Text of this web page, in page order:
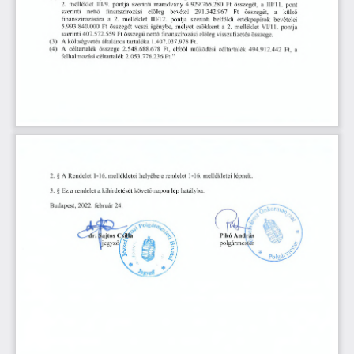
2. melleklet III/9. pontja szerinti maradvany 4.929.765.280 Ft osszeget, a III/ll. pont
szerinti
netto finanszirozasi eloleg bevetel 291.342.967 Ft osszeget, a
kiilso
finanszirozasara a 2. melleklet III/12. pontja szerinti belfoldi ertekpapirok bevetelei
5.993.840.000 Ft osszeget veszi igenybe, melyet csokkent a 2. melleklet VI/11.
pontja
szerinti 407.572.559 Ft osszegu netto finanszirozasi eloleg visszafizetes osszege.
(3)
A koltsegvetes altalanos tartaleka 1.407.037.978 Ft.
(4)
A celtartalek osszege 2.548.688.678 Ft, ebbol mukodesi celtartalek 494.912.442 Ft,
a
felhalmozasi celtartalek 2.053.776.236 Ft.”
2. § A Rendelet 1-16. mellekletei helyebe erendelet 1-16. mellekletei lepnek.
3. § Ez a rendelet akihirdeteset koveto napon lep hatalyba.
Budapest, 2022. februar 24.